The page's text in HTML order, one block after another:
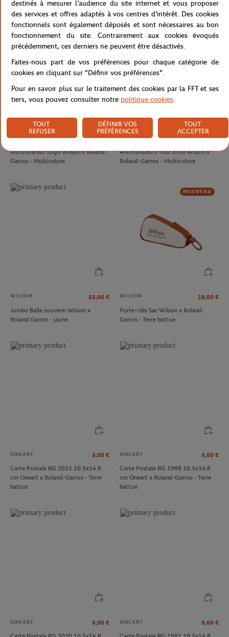
Roland-Garros - Ecru
x Roland-Garros - Vert
WILSON 8,00 €
Antivibrateur Logo Wilson x Roland-
Garros - Multicolore
WILSON 8,00 €
Antivibrateurs Tour Eiffel Wilson x
Roland-Garros - Multicolore
WILSON 32,00 €
Jumbo Balle souvenir Wilson x
Roland Garros - jaune
NOUVEAU
WILSON 18,00 €
Porte-clés Sac Wilson x Roland-
Garros - Terre battue
ONEART 3,00 €
Carte Postale RG 2025 10.5x14.8
cm Oneart x Roland-Garros - Terre
battue
ONEART 3,00 €
Carte Postale RG 1988 10.5x14.8
cm Oneart x Roland-Garros - Terre
battue
ONEART 3,00 €
ONEART 3,00 €
destinés à mesurer l'audience du site internet et vous proposer
des services et offres adaptés à vos centres d'intérêt. Des cookies
fonctionnels sont également déposés et sont nécessaires au bon
fonctionnement du site. Contrairement aux cookies évoqués
précédemment, ces derniers ne peuvent être désactivés.
Faites-nous part de vos préférences pour chaque catégorie de
cookies en cliquant sur "Définir vos préférences".
Pour en savoir plus sur le traitement des cookies par la FFT et ses
tiers, vous pouvez consulter notre politique cookies.
TOUT
REFUSER
DÉFINIR VOS
PRÉFÉRENCES
TOUT
ACCEPTER